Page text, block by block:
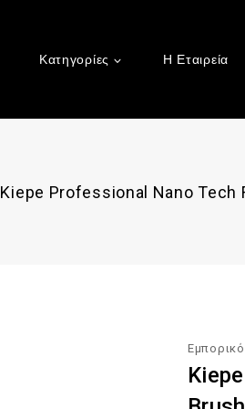
Κατηγορίες Η Εταιρεία
Kiepe Professional Nano Tech